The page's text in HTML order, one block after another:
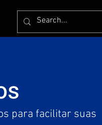
para facilitar suas